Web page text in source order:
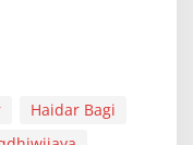
Haidar Bagi